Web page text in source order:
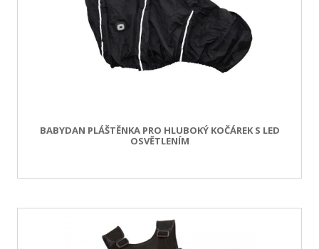
BABYDAN PLÁŠTĚNKA PRO HLUBOKÝ KOČÁREK S LED
OSVĚTLENÍM